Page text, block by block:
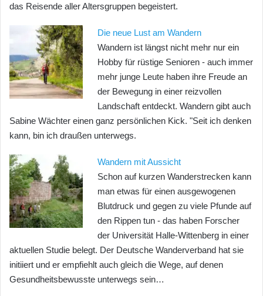
das Reisende aller Altersgruppen begeistert.
Die neue Lust am Wandern
Wandern ist längst nicht mehr nur ein
Hobby für rüstige Senioren - auch immer
mehr junge Leute haben ihre Freude an
der Bewegung in einer reizvollen
Landschaft entdeckt. Wandern gibt auch
Sabine Wächter einen ganz persönlichen Kick. "Seit ich denken
kann, bin ich draußen unterwegs.
Wandern mit Aussicht
Schon auf kurzen Wanderstrecken kann
man etwas für einen ausgewogenen
Blutdruck und gegen zu viele Pfunde auf
den Rippen tun - das haben Forscher
der Universität Halle-Wittenberg in einer
aktuellen Studie belegt. Der Deutsche Wanderverband hat sie
initiiert und er empfiehlt auch gleich die Wege, auf denen
Gesundheitsbewusste unterwegs sein…